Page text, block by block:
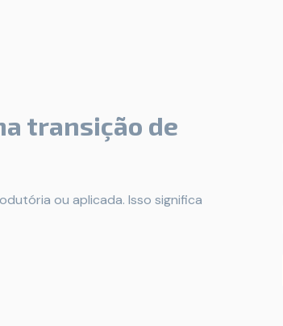
transição de
ou aplicada. Isso significa